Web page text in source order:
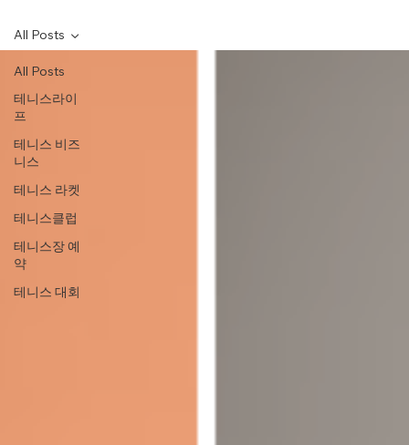
All Posts
테니스라이
프
테니스 비즈
니스
테니스 라켓
테니스클럽
테니스장 예
약
테니스 대회
All Posts